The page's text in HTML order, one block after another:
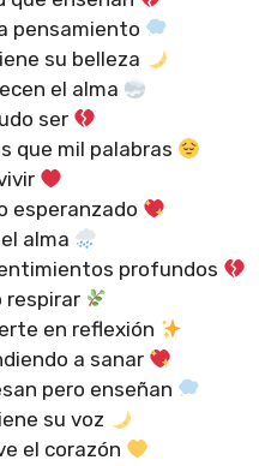
pensamiento
su belleza
el alma
ser
que mil palabras
esperanzado
alma
profundos
respirar
en reflexión
a sanar
pero enseñan
su voz
el corazón